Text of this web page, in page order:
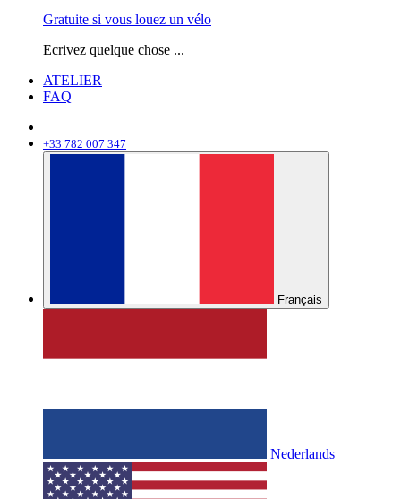
Gratuite si vous louez un vélo
Ecrivez quelque chose ...
ATELIER
FAQ
+33 782 007 347
Français
Nederlands